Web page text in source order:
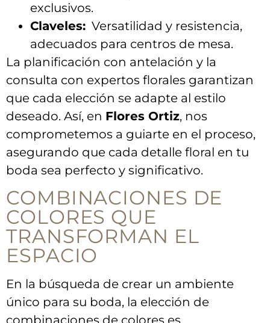
exclusivos.
Claveles: ‌ Versatilidad y resistencia,
adecuados para⁢ centros de mesa.
La planificación con antelación y la
consulta con expertos ⁢florales garantizan
que‍ cada elección se​ adapte al estilo
deseado. Así,⁢ en Flores Ortiz, nos
comprometemos a guiarte en el proceso,
asegurando que cada detalle‍ floral‍ en tu
boda sea perfecto y significativo.
COMBINACIONES DE
COLORES QUE
TRANSFORMAN ‌EL
ESPACIO
En la‍ búsqueda de crear un ambiente
único para‌ su‍ boda, la elección de
combinaciones⁤ de colores es